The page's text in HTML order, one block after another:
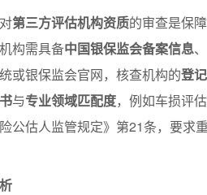
第三方评估机构资质的审查是保
构需具备中国银保监会备案信息、
或银保监会官网，核查机构的登
与专业领域匹配度，例如车损评
公估人监管规定》第21条，要求